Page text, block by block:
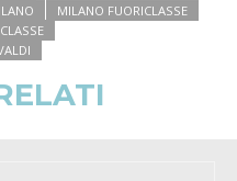
MILANO FUORICLASSE